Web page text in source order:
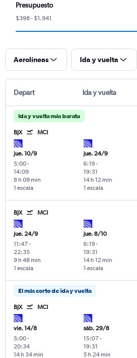
Presupuesto
$398 - $1.941
Aerolíneas Ida y vuelta
Depart Ida y vuelta
Ida y vuelta más barata
BJX MCI
jue. 10/9
5:00-
14:09
1 escala
8 h 09 min
jue. 24/9
6:19-
19:31
1 escala
14 h 12 min
BJX MCI
jue. 24/9
11:47-
22:35
1 escala
9 h 48 min
jue. 8/10
6:19-
19:31
1 escala
14 h 12 min
El más corto de ida y vuelta
BJX MCI
vie. 14/8
5:00-
20:34
14 h 34 min
sáb. 29/8
15:07-
19:31
5 h 24 min